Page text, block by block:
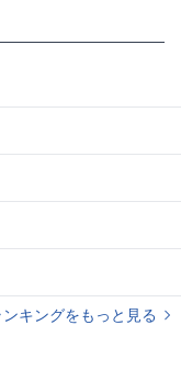
キングをもっと見る